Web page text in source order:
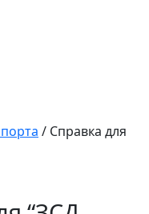
/ Справка для